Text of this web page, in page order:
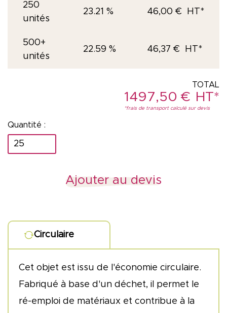
250
unités
23.21 % 46,00 €
500+
unités
22.59 % 46,37 €
1497,50€
quantité
en
Ajouter au devis
Circulaire
Cet objet est issu de l'économie circulaire.
Fabriqué à base d'un déchet, il permet le
ré-emploi de matériaux et contribue à la